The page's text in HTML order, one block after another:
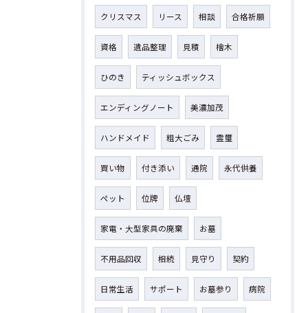
クリスマス リース 相談 合格祈願
資格 遺品整理 見積 檜木
ひのき ティッシュボックス
エンディングノート 美濃加茂
ハンドメイド 粗大ごみ 霊璽
買い物 付き添い 通院 永代供養
ペット 位牌 仏壇
家電・大型家具の廃棄 お墓
不用品回収 相続 見守り 契約
日常生活 サポート お墓参り 病院